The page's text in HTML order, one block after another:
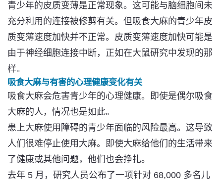
青少年的皮质变薄是正常现象。这可能与脑细胞间未
充分利用的连接被修剪有关。但吸食大麻的青少年皮
质变薄速度加快并不正常。皮质变薄速度加快可能是
由于神经细胞连接中断，正如在大鼠研究中发现的那
样。
吸食大麻与有害的心理健康变化有关
吸食大麻会危害青少年的心理健康。即使是偶尔吸食
大麻的人，情况也是如此。
患上大麻使用障碍的青少年面临的风险最高。这导致
人们很难停止使用大麻。即使大麻给他们的生活带来
了健康或其他问题，他们也会挣扎。
去年 5 月，研究人员公布了一项针对 68,000 多名儿